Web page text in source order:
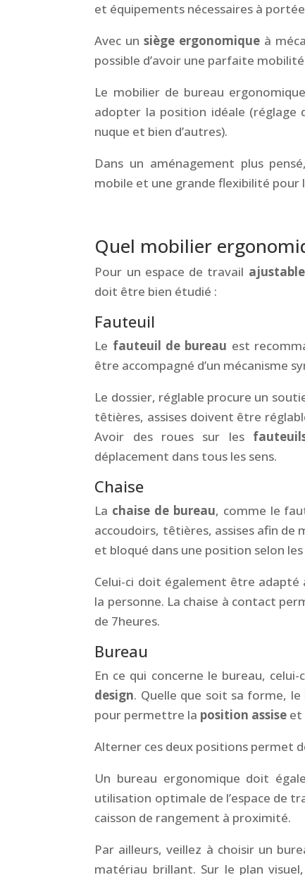
et équipements nécessaires à
Avec unsiège ergonomique à
possible d’avoir une parfaite
Le mobilier de bureau
adopter la position idéale
nuque et bien d’autres).
Dans un aménagement plus
mobile et une grande flexibilité pour
Quel mobilier
Pour un espace de travail ajustable
doit être bien étudié :
Fauteuil
Le fauteuil de bureau est
être accompagné d’un mécanisme
Le dossier, réglable procure un
têtières, assises doivent être
Avoir des roues sur les
déplacement dans tous les sens.
Chaise
La chaise de bureau, comme le
accoudoirs, têtières, assises afin de
et bloqué dans une position selon
Celui-ci doit également être
la personne. La chaise à contact
de 7heures.
Bureau
En ce qui concerne le bureau,
design. Quelle que soit sa forme, le
pour permettre la position assise et
Alterner ces deux positions permet
Un bureau ergonomique doit
utilisation optimale de l’espace de
caisson de rangement à proximité.
Par ailleurs, veillez à choisir un
matériau brillant. Sur le plan